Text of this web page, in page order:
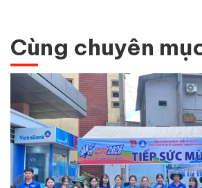
Cùng chuyên